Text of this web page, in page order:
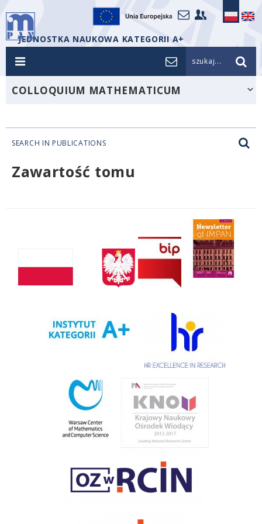
JEDNOSTKA NAUKOWA KATEGORII A+
szukaj...
COLLOQUIUM MATHEMATICUM
SEARCH IN PUBLICATIONS
Zawartość tomu